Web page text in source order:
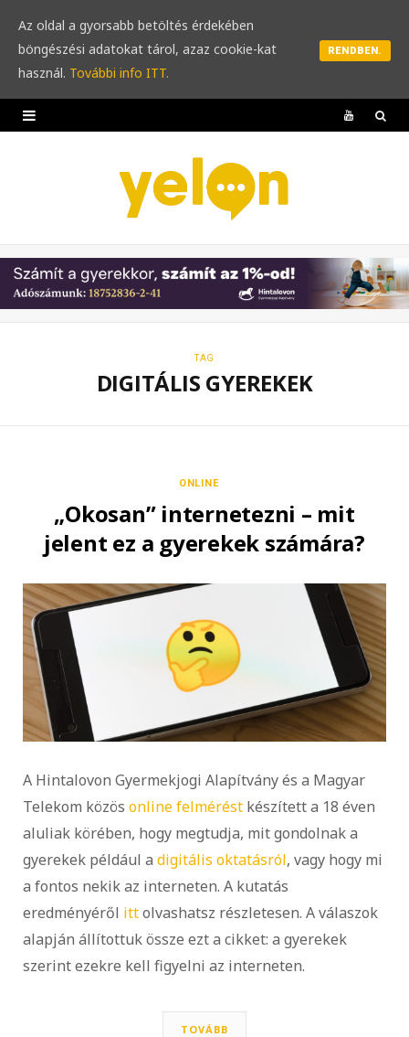
Y
u
b
e
TAG
DIGITÁLIS GYEREKEK
ONLINE
„Okosan” internetezni – mit
jelent ez a gyerekek számára?
A Hintalovon Gyermekjogi Alapítvány és a Magyar
Telekom közös online felmérést készített a 18 éven
aluliak körében, hogy megtudja, mit gondolnak a
gyerekek például a digitális oktatásról, vagy hogy mi
a fontos nekik az interneten. A kutatás
eredményéről ittolvashatsz részletesen. A válaszok
alapján állítottuk össze ezt a cikket: a gyerekek
szerint ezekre kell figyelni az interneten.
TOVÁBB
Az oldal a gyorsabb betöltés érdekében
böngészési adatokat tárol, azaz cookie-kat
használ. További info ITT.
RENDBEN.